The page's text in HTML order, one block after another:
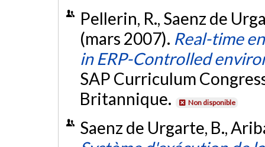
Pellerin, R., Saenz de
(mars 2007). Real-time
in ERP-Controlled
SAP Curriculum
Britannique.
Non disponible
Saenz de Urgarte, B.,